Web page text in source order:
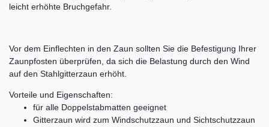
leicht erhöhte Bruchgefahr.
Vor dem Einflechten in den Zaun sollten Sie die Befestigung Ihrer
Zaunpfosten überprüfen, da sich die Belastung durch den Wind
auf den Stahlgitterzaun erhöht.
Vorteile und Eigenschaften:
für alle Doppelstabmatten geeignet
Gitterzaun wird zum Windschutzzaun und Sichtschutzzaun